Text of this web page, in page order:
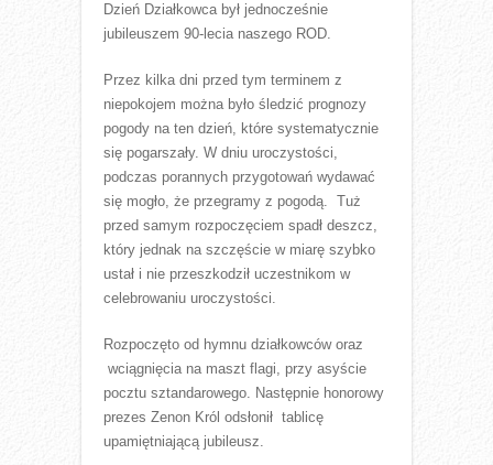
Dzień Działkowca był jednocześnie
jubileuszem 90-lecia naszego ROD.
Przez kilka dni przed tym terminem z
niepokojem można było śledzić prognozy
pogody na ten dzień, które systematycznie
się pogarszały. W dniu uroczystości,
podczas porannych przygotowań wydawać
się mogło, że przegramy z pogodą. Tuż
przed samym rozpoczęciem spadł deszcz,
który jednak na szczęście w miarę szybko
ustał i nie przeszkodził uczestnikom w
celebrowaniu uroczystości.
Rozpoczęto od hymnu działkowców oraz
wciągnięcia na maszt flagi, przy asyście
pocztu sztandarowego. Następnie honorowy
prezes Zenon Król odsłonił tablicę
upamiętniającą jubileusz.